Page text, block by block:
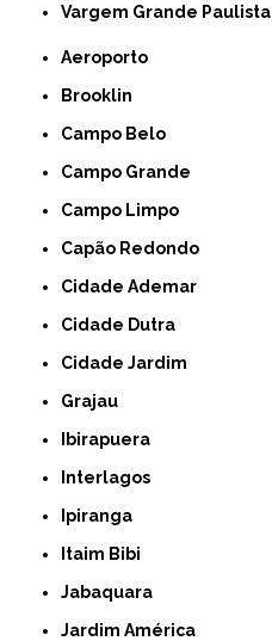
Vargem Grande Paulista
Aeroporto
Brooklin
Campo Belo
Campo Grande
Campo Limpo
Capão Redondo
Cidade Ademar
Cidade Dutra
Cidade Jardim
Grajau
Ibirapuera
Interlagos
Ipiranga
Itaim Bibi
Jabaquara
Jardim América